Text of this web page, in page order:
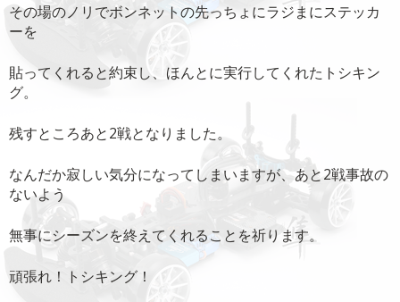
その場のノリでボンネットの先っちょにラジまにステッカ
ーを
貼ってくれると約束し、ほんとに実行してくれたトシキン
グ。
残すところあと2戦となりました。
なんだか寂しい気分になってしまいますが、あと2戦事故の
ないよう
無事にシーズンを終えてくれることを祈ります。
頑張れ！トシキング！